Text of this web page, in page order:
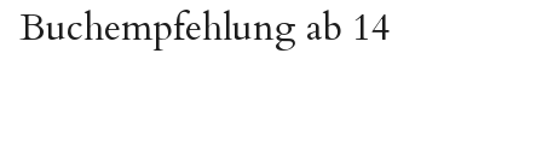
Buchempfehlung ab 14